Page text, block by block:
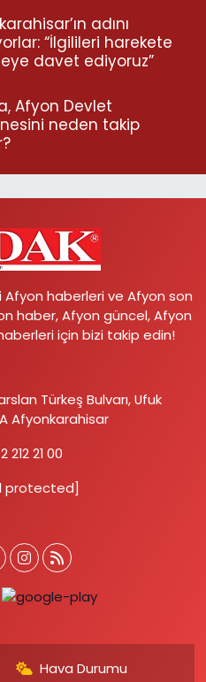
adını
“İlgilileri harekete
davet ediyoruz”
Afyon Devlet
neden takip
haberleri ve Afyon son
haber, Afyon güncel, Afyon
için bizi takip edin!
Türkeş Bulvarı, Ufuk
Afyonkarahisar
212 21 00
protected]
Hava Durumu